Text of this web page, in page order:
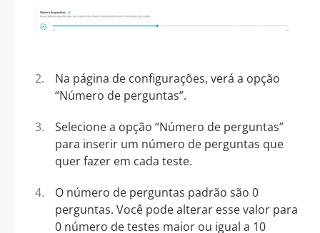
Na página de configurações, verá a opção
“Número de perguntas”.
Selecione a opção “Número de perguntas”
para inserir um número de perguntas que
quer fazer em cada teste.
O número de perguntas padrão são 0
perguntas. Você pode alterar esse valor para
0 número de testes maior ou igual a 10